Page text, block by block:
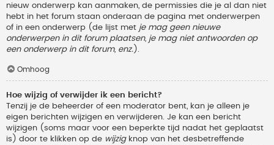
nieuw onderwerp kan aanmaken, de permissies die je al dan niet
hebt in het forum staan onderaan de pagina met onderwerpen
of in een onderwerp (de lijst met je mag geen nieuwe
onderwerpen in dit forum plaatsen, je mag niet antwoorden op
een onderwerp in dit forum, enz. ).
Omhoog
Hoe wijzig of verwijder ik een bericht?
Tenzij je de beheerder of een moderator bent, kan je alleen je
eigen berichten wijzigen en verwijderen. Je kan een bericht
wijzigen (soms maar voor een beperkte tijd nadat het geplaatst
is) door te klikken op de wijzigknop van het desbetreffende